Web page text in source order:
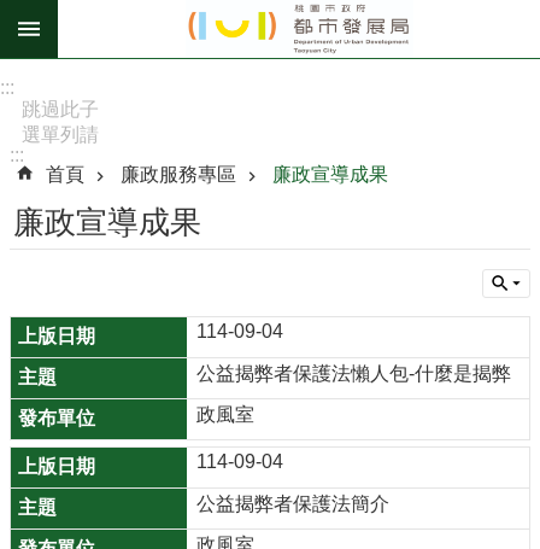
跳到主要內容區塊
階
搜
尋
公
告
認
識
我
們
:::
跳過此子
選單列請
[Enter]，
繼續則按
[Tab]
:::
首頁
廉政服務專區 廉政宣導成果
廉政宣導成果
114-09-04
公益揭弊者保護法懶人包-什麼是揭弊
政風室
114-09-04
公益揭弊者保護法簡介
政風室